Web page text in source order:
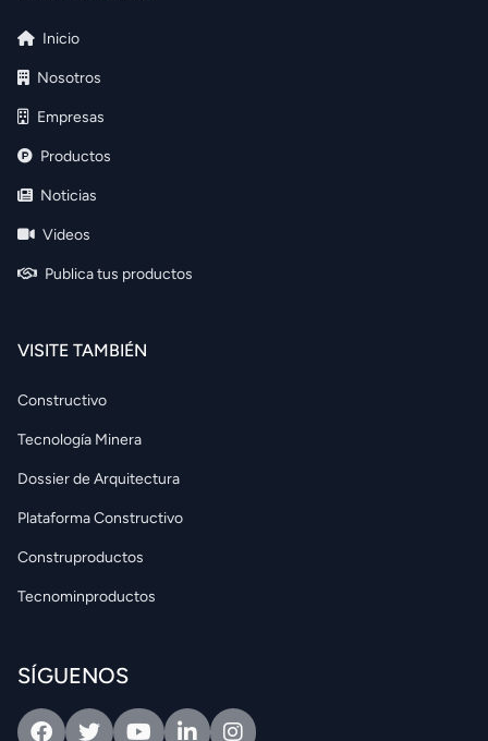
Inicio
Nosotros
Empresas
Productos
Noticias
Videos
Publica tus productos
VISITE TAMBIÉN
Constructivo
Tecnología Minera
Dossier de Arquitectura
Plataforma Constructivo
Construproductos
Tecnominproductos
SÍGUENOS
FacebookTwitterYoutubeLinkedinIntagram